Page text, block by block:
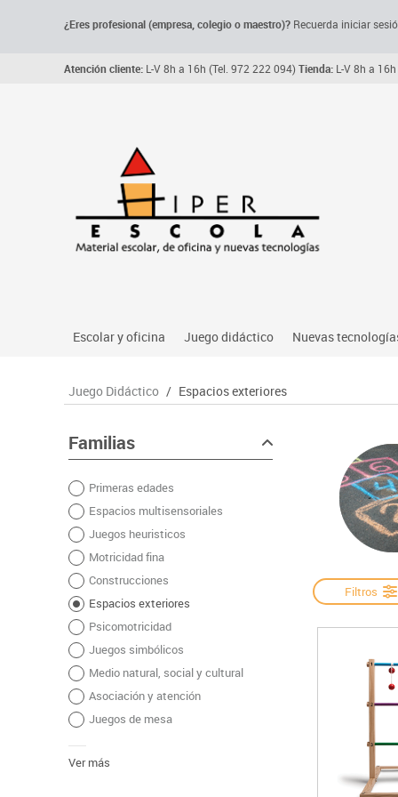
¿Eres profesional (empresa, colegio o maestro)? Recuerda iniciar
Atención cliente: L-V 8h a 16h (Tel. 972 222 094)Tienda: L-V 8h a
Escolar y oficina
Archivo, carpetas y clasificadores
Manualidades
Escritura y corrección
Complementos de oficina
Plastificación, encuadernación y destrucción
Informática
Higiene
Dibujo técnico y artístico
Material escolar
Juego didáctico
Primeras edades
Juegos heuristicos
Motricidad fina
Espacios exteriores
Nuevas
Connectividad y
Mobiliario
Monitores
Juego Didáctico / Espacios exteriores
Familias
Primeras edades
Espacios multisensoriales
Juegos heuristicos
Motricidad fina
Construcciones
Espacios exteriores
Psicomotricidad
Juegos simbólicos
Medio natural, social y cultural
Asociación y atención
Juegos de mesa
Ver más
Filtros